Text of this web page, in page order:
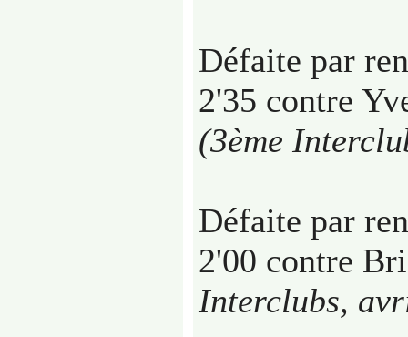
Défaite par
2'35 contre
(3ème
Défaite par
2'00 contre
Interclubs,